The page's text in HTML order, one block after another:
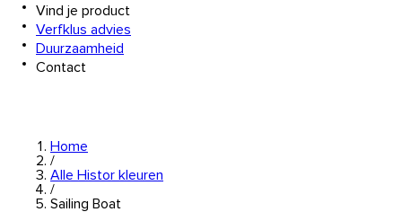
Vind je product
Verfklus advies
Duurzaamheid
Contact
Home
/
Alle Histor kleuren
/
Sailing Boat